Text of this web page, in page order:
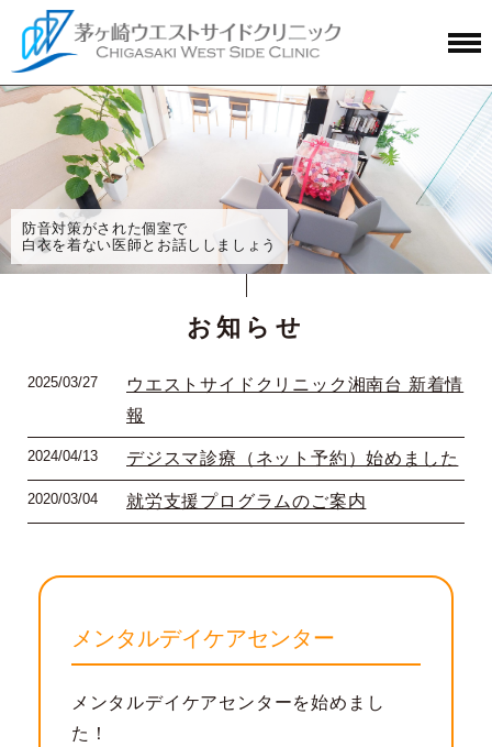
防音対策がされた個室で
白衣を着ない医師とお話ししましょう
お知らせ
2025/03/27
ウエストサイドクリニック湘南台 新着情
報
2024/04/13 デジスマ診療（ネット予約）始めました
2020/03/04 就労支援プログラムのご案内
メンタルデイケアセンター
メンタルデイケアセンターを始めまし
た！